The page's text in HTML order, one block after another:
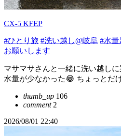
CX-5 KFEP
#ひとり旅 #洗い越し@岐阜 #水量
お願いします
マサマサさんと一緒に洗い越し
水量が少なかった😂 ちょっとだ
thumb_up 106
comment2
2026/08/01 22:40